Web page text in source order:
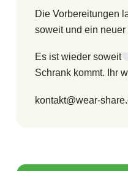
Die Vorbereitungen
soweit und ein
Es ist wieder soweit
Schrank kommt. Ihr
kontakt@wear-